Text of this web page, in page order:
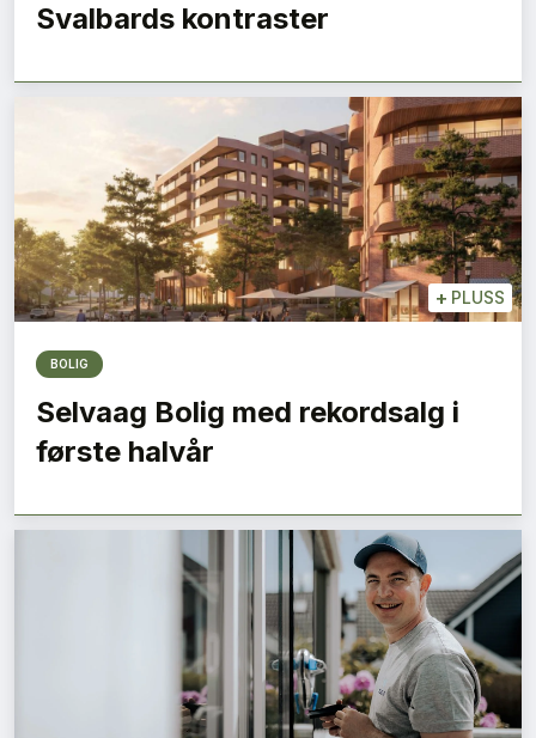
Svalbards kontraster
+ PLUSS
BOLIG
Selvaag Bolig med rekordsalg i
første halvår